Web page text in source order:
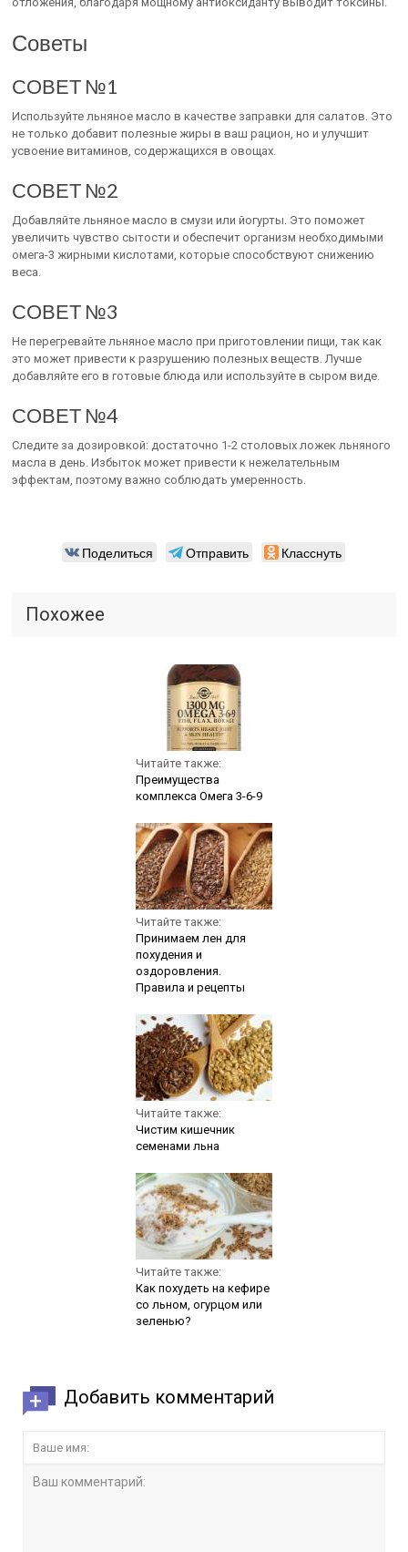
Советы
СОВЕТ №1
Используйте льняное масло в качестве заправки для салатов. Это
не только добавит полезные жиры в ваш рацион, но и улучшит
усвоение витаминов, содержащихся в овощах.
СОВЕТ №2
Добавляйте льняное масло в смузи или йогурты. Это поможет
увеличить чувство сытости и обеспечит организм необходимыми
омега-3 жирными кислотами, которые способствуют снижению
веса.
СОВЕТ №3
Не перегревайте льняное масло при приготовлении пищи, так как
это может привести к разрушению полезных веществ. Лучше
добавляйте его в готовые блюда или используйте в сыром виде.
СОВЕТ №4
Следите за дозировкой: достаточно 1-2 столовых ложек льняного
масла в день. Избыток может привести к нежелательным
эффектам, поэтому важно соблюдать умеренность.
Поделиться Отправить Класснуть
Похожее
Читайте также:
Преимущества
комплекса Омега 3-6-9
Читайте также:
Принимаем лен для
похудения и
оздоровления.
Правила и рецепты
Читайте также:
Чистим кишечник
семенами льна
Читайте также:
Как похудеть на кефире
со льном, огурцом или
зеленью?
Добавить комментарий